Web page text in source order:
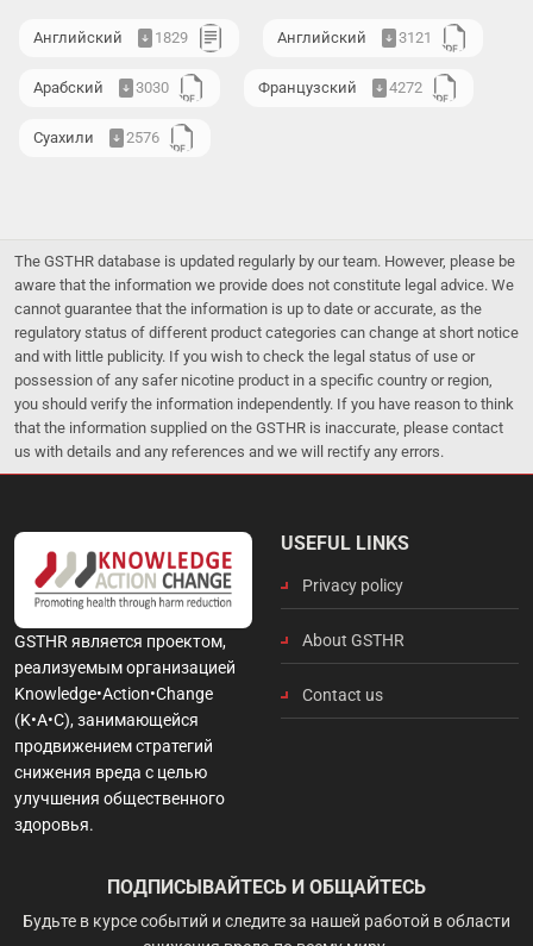
Английский 1829 Английский 3121
Арабский 3030 Французский 4272
Суахили 2576
The GSTHR database is updated regularly by our team. However, please be
aware that the information we provide does not constitute legal advice. We
cannot guarantee that the information is up to date or accurate, as the
regulatory status of different product categories can change at short notice
and with little publicity. If you wish to check the legal status of use or
possession of any safer nicotine product in a specific country or region,
you should verify the information independently. If you have reason to think
that the information supplied on the GSTHR is inaccurate, please contact
us with details and any references and we will rectify any errors.
GSTHR является проектом,
реализуемым организацией
Knowledge•Action•Change
(K•A•C), занимающейся
продвижением стратегий
снижения вреда с целью
улучшения общественного
здоровья.
USEFUL LINKS
Privacy policy
About GSTHR
Contact us
ПОДПИСЫВАЙТЕСЬ И ОБЩАЙТЕСЬ
Будьте в курсе событий и следите за нашей работой в области